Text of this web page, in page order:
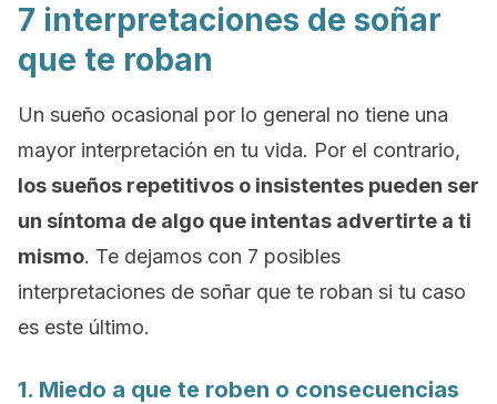
7 interpretaciones de soñar
que te roban
Un sueño ocasional por lo general no tiene una
mayor interpretación en tu vida. Por el contrario,
los sueños repetitivos o insistentes pueden ser
un síntoma de algo que intentas advertirte a ti
mismo. Te dejamos con 7 posibles
interpretaciones de soñar que te roban si tu caso
es este último.
1. Miedo a que te roben o consecuencias